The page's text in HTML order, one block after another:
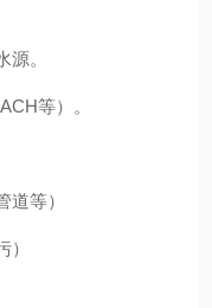
。
等）。
等）